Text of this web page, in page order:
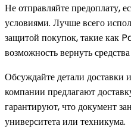
Не отправляйте предоплату,
условиями. Лучше всего
защитой покупок, такие как
возможность вернуть
Обсуждайте детали
компании предлагают
гарантируют, что документ
университета или техникума.